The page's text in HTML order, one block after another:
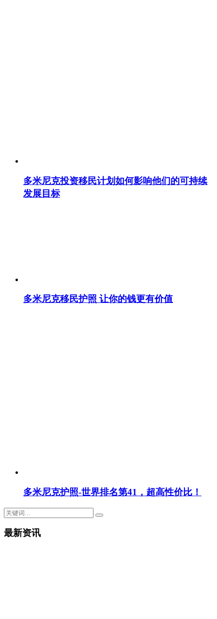
多米尼克投资移民计划如何影响他们的可持续
发展目标
多米尼克移民护照 让你的钱更有价值
多米尼克护照-世界排名第41，超高性价比！
最新资讯